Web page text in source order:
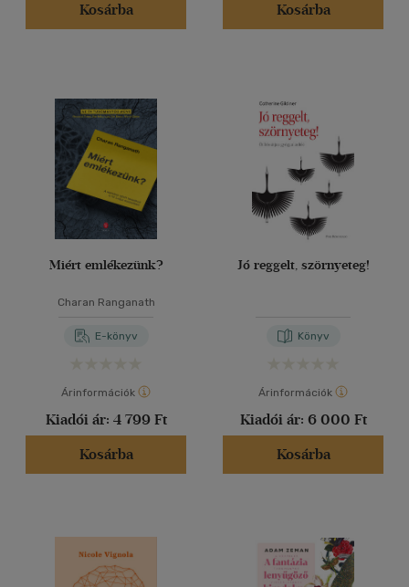
Kosárba
Kosárba
Miért emlékezünk?
Charan Ranganath
E-könyv
Árinformációk
Kiadói ár: 4 799 Ft
Kosárba
Jó reggelt, szörnyeteg!
Könyv
Árinformációk
Kiadói ár: 6 000 Ft
Kosárba